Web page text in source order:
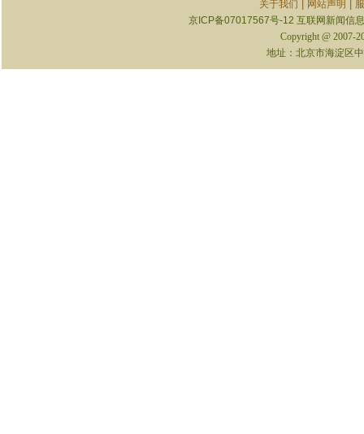
关于我们 网站声明
京ICP备07017567号-12 互联网新闻信
Copyright @ 2007-
地址：北京市海淀区